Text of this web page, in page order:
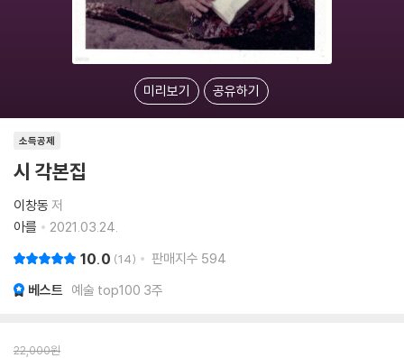
미리보기 공유하기
소득공제
시 각본집
이창동 저
아를
2021.03.24.
10.0 14 판매지수 594
베스트 예술 top100 3주
22,000원